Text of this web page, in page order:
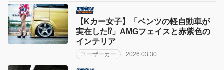
【Kカー女子】「ベンツの軽自動車が
実在した⁉︎」AMGフェイスと赤紫色の
インテリア
ユーザーカー 2026.03.30